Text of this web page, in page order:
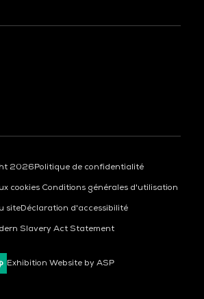
2026Politique de confidentialité
cookies Conditions générales d'utilisation
siteDéclaration d'accessibilité
Slavery Act Statement
Exhibition Website by ASP